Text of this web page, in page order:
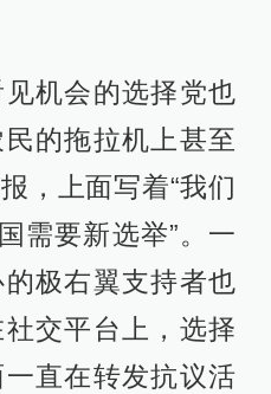
机会的选择党也
的拖拉机上甚至
，上面写着“我们
需要新选举”。一
极右翼支持者也
交平台上，选择
直在转发抗议活